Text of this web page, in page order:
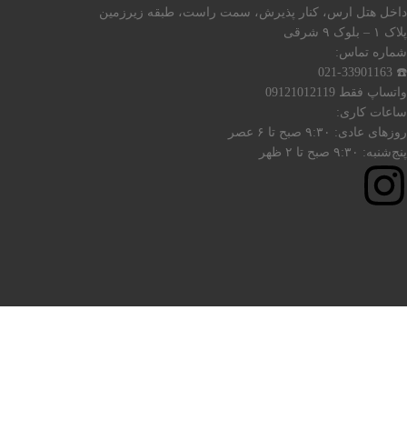
داخل هتل ارس، کنار پذیرش، سمت راست، طبقه زیرزمین
پلاک ۱ – بلوک ۹ شرقی
شماره تماس:
☎️ 021-33901163
واتساپ فقط 09121012119
ساعات کاری:
روزهای عادی: ۹:۳۰ صبح تا ۶ عصر
پنج‌شنبه: ۹:۳۰ صبح تا ۲ ظهر